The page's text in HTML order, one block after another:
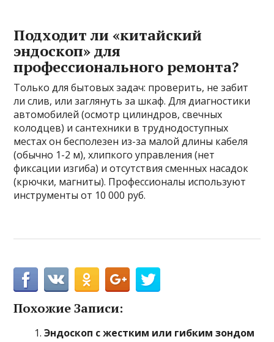
Подходит ли «китайский
эндоскоп» для
профессионального ремонта?
Только для бытовых задач: проверить, не забит
ли слив, или заглянуть за шкаф. Для диагностики
автомобилей (осмотр цилиндров, свечных
колодцев) и сантехники в труднодоступных
местах он бесполезен из-за малой длины кабеля
(обычно 1-2 м), хлипкого управления (нет
фиксации изгиба) и отсутствия сменных насадок
(крючки, магниты). Профессионалы используют
инструменты от 10 000 руб.
Похожие Записи:
Эндоскоп с жестким или гибким зондом